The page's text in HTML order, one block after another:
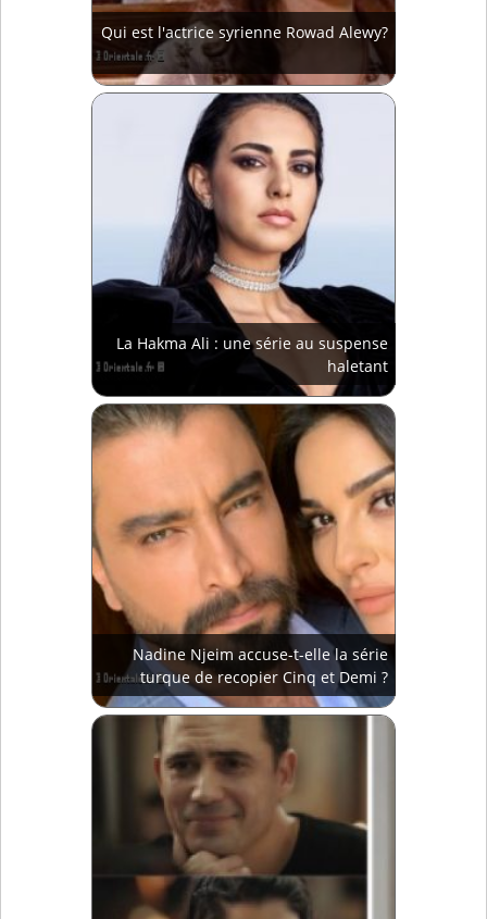
Qui est l'actrice syrienne Rowad Alewy?
La Hakma Ali : une série au suspense
haletant
Nadine Njeim accuse-t-elle la série
turque de recopier Cinq et Demi ?